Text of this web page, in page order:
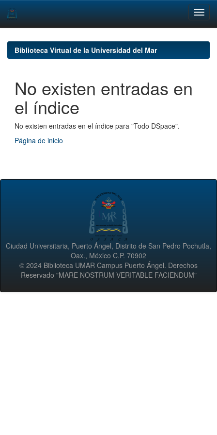
navigationBiblioteca Virtual de la Universidad del Mar
No existen entradas en
el índice
No existen entradas en el índice para "Todo DSpace".
Página de inicio
Ciudad Universitaria, Puerto Ángel, Distrito de San Pedro Pochutla,
Oax., México C.P. 70902
© 2024 Biblioteca UMAR Campus Puerto Ángel. Derechos
Reservado "MARE NOSTRUM VERITABLE FACIENDUM"